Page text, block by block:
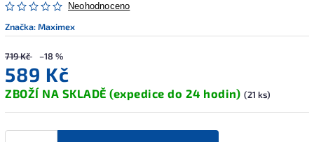
Neohodnoceno
Značka:Maximex
719 Kč –18 %
589 Kč
ZBOŽÍ NA SKLADĚ (expedice do 24 hodin) (21 ks)